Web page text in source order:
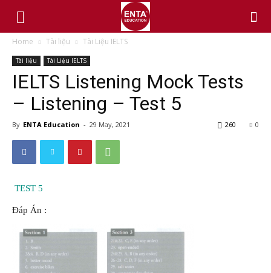
Home Tài liệu Tài Liệu IELTS
Tài liệu Tài Liệu IELTS
IELTS Listening Mock Tests
– Listening – Test 5
By ENTA Education - 29 May, 2021 0
260
TEST 5
Đáp Án :